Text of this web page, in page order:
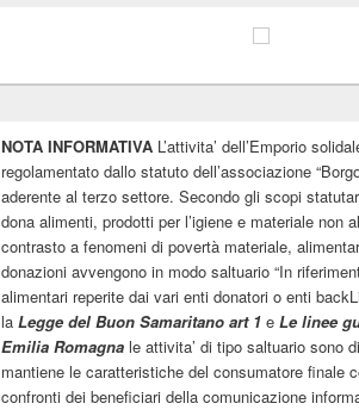
NOTA INFORMATIVA L’attivita’ dell’Emporio
regolamentato dallo statuto dell’associazione
aderente al terzo settore. Secondo gli scopi
dona alimenti, prodotti per l’igiene e materiale non
contrasto a fenomeni di povertà materiale,
donazioni avvengono in modo saltuario “In
alimentari reperite dai vari enti donatori o enti
la Legge del Buon Samaritano art 1 e Le linee
Emilia Romagna le attivita’ di tipo saltuario sono
mantiene le caratteristiche del consumatore finale
confronti dei beneficiari della comunicazione